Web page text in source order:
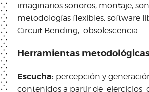
imaginarios sonoros, montaje,
metodologías flexibles, software
Circuit Bending, obsolescencia
Herramientas
Escucha: percepción y
contenidos a partir de ejercicios